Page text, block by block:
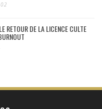
RETOUR DE LA LICENCE CULTE